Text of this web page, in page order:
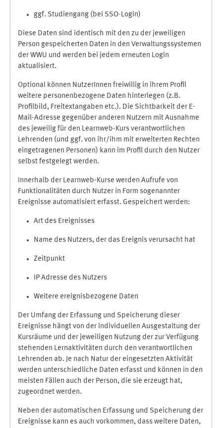
ggf. Studiengang (bei SSO-Login)
Diese Daten sind identisch mit den zu der jeweiligen
Person gespeicherten Daten in den Verwaltungssystemen
der WWU und werden bei jedem erneuten Login
aktualisiert.
Optional können NutzerInnen freiwillig in ihrem Profil
weitere personenbezogene Daten hinterlegen (z.B.
Profilbild, Freitextangaben etc.). Die Sichtbarkeit der E-
Mail-Adresse gegenüber anderen Nutzern mit Ausnahme
des jeweilig für den Learnweb-Kurs verantwortlichen
Lehrenden (und ggf. von ihr/ihm mit erweiterten Rechten
eingetragenen Personen) kann im Profil durch den Nutzer
selbst festgelegt werden.
Innerhalb der Learnweb-Kurse werden Aufrufe von
Funktionalitäten durch Nutzer in Form sogenannter
Ereignisse automatisiert erfasst. Gespeichert werden:
Art des Ereignisses
Name des Nutzers, der das Ereignis verursacht hat
Zeitpunkt
IP Adresse des Nutzers
Weitere ereignisbezogene Daten
Der Umfang der Erfassung und Speicherung dieser
Ereignisse hängt von der individuellen Ausgestaltung der
Kursräume und der jeweiligen Nutzung der zur Verfügung
stehenden Lernaktivitäten durch den verantwortlichen
Lehrenden ab. Je nach Natur der eingesetzten Aktivität
werden unterschiedliche Daten erfasst und können in den
meisten Fällen auch der Person, die sie erzeugt hat,
zugeordnet werden.
Neben der automatischen Erfassung und Speicherung der
Ereignisse kann es auch vorkommen, dass weitere Daten,